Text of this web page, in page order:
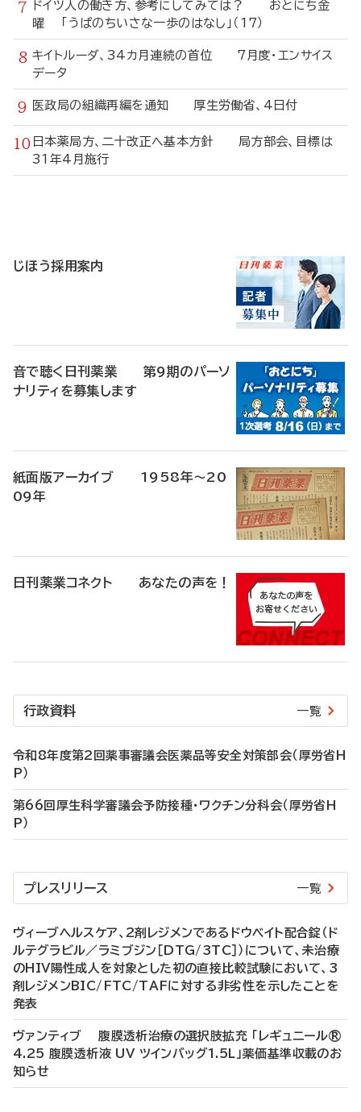
ドイツ人の働き方、参考にしてみては？ おとにち金
曜 「うぱのちいさな一歩のはなし」（17）
キイトルーダ、34カ月連続の首位 7月度・エンサイス
データ
医政局の組織再編を通知 厚生労働省、4日付
日本薬局方、二十改正へ基本方針 局方部会、目標は
31年4月施行
じほう採用案内
音で聴く日刊薬業 第9期のパーソ
ナリティを募集します
紙面版アーカイブ 1958年～20
09年
日刊薬業コネクト あなたの声を！
行政資料 一覧
令和8年度第2回薬事審議会医薬品等安全対策部会（厚労省H
P）
第66回厚生科学審議会予防接種・ワクチン分科会（厚労省H
P）
プレスリリース 一覧
ヴィーブヘルスケア、2剤レジメンであるドウベイト配合錠（ド
ルテグラビル／ラミブジン［DTG/3TC］）について、未治療
のHIV陽性成人を対象とした初の直接比較試験において、3
剤レジメンBIC/FTC/TAFに対する非劣性を示したことを
発表
ヴァンティブ 腹膜透析治療の選択肢拡充 「レギュニール®
4.25 腹膜透析液 UV ツインバッグ1.5L」薬価基準収載のお
知らせ